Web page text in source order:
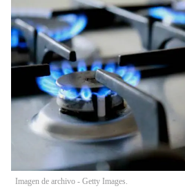
Imagen de archivo - Getty Images.